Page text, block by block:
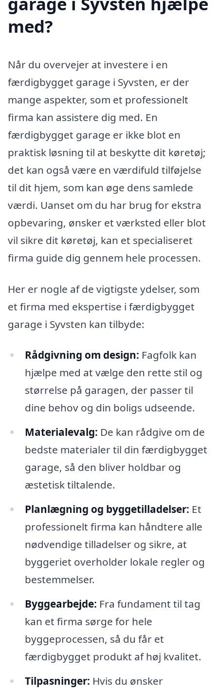
med?
Når du overvejer at investere i en
færdigbygget garage i Syvsten, er der
mange aspekter, som et professionelt
firma kan assistere dig med. En
færdigbygget garage er ikke blot en
praktisk løsning til at beskytte dit køretøj;
det kan også være en værdifuld tilføjelse
til dit hjem, som kan øge dens samlede
værdi. Uanset om du har brug for ekstra
opbevaring, ønsker et værksted eller blot
vil sikre dit køretøj, kan et specialiseret
firma guide dig gennem hele processen.
Her er nogle af de vigtigste ydelser, som
et firma med ekspertise i færdigbygget
garage i Syvsten kan tilbyde:
Rådgivning om design: Fagfolk kan
hjælpe med at vælge den rette stil og
størrelse på garagen, der passer til
dine behov og din boligs udseende.
Materialevalg: De kan rådgive om de
bedste materialer til din færdigbygget
garage, så den bliver holdbar og
æstetisk tiltalende.
Planlægning og byggetilladelser: Et
professionelt firma kan håndtere alle
nødvendige tilladelser og sikre, at
byggeriet overholder lokale regler og
bestemmelser.
Byggearbejde: Fra fundament til tag
kan et firma sørge for hele
byggeprocessen, så du får et
færdigbygget produkt af høj kvalitet.
Tilpasninger: Hvis du ønsker